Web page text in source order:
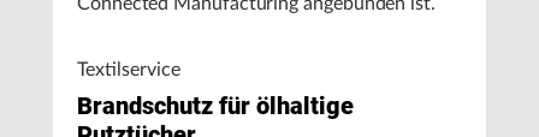
Textilservice
Brandschutz für ölhaltige